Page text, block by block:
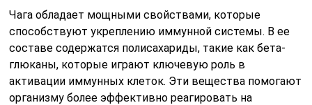
Чага обладает мощными свойствами, которые
способствуют укреплению иммунной системы. В ее
составе содержатся полисахариды, такие как бета-
глюканы, которые играют ключевую роль в
активации иммунных клеток. Эти вещества помогают
организму более эффективно реагировать на